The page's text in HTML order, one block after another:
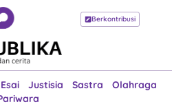
Berkontribusi
Esai Justisia Sastra
Olahraga
Beranda
Esai
Justisia
Sastra
Olahraga
Pariwara